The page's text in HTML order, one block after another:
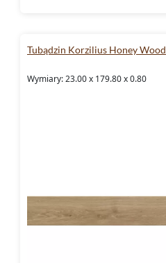
Tubądzin Korzilius Honey Wood
Wymiary: 23.00 x 179.80 x 0.80